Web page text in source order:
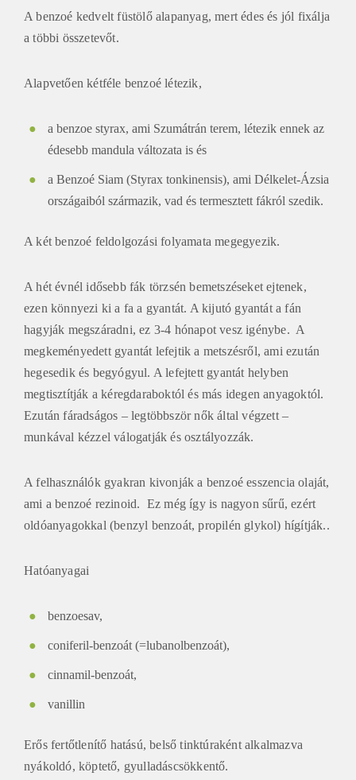
A benzoé kedvelt füstölő alapanyag, mert édes és jól fixálja
a többi összetevőt.
Alapvetően kétféle benzoé létezik,
a benzoe styrax, ami Szumátrán terem, létezik ennek az
édesebb mandula változata is és
a Benzoé Siam (Styrax tonkinensis), ami Délkelet-Ázsia
országaiból származik, vad és termesztett fákról szedik.
A két benzoé feldolgozási folyamata megegyezik.
A hét évnél idősebb fák törzsén bemetszéseket ejtenek,
ezen könnyezi ki a fa a gyantát. A kijutó gyantát a fán
hagyják megszáradni, ez 3-4 hónapot vesz igénybe. A
megkeményedett gyantát lefejtik a metszésről, ami ezután
hegesedik és begyógyul. A lefejtett gyantát helyben
megtisztítják a kéregdaraboktól és más idegen anyagoktól.
Ezután fáradságos – legtöbbször nők által végzett –
munkával kézzel válogatják és osztályozzák.
A felhasználók gyakran kivonják a benzoé esszencia olaját,
ami a benzoé rezinoid. Ez még így is nagyon sűrű, ezért
oldóanyagokkal (benzyl benzoát, propilén glykol) hígítják..
Hatóanyagai
benzoesav,
coniferil-benzoát (=lubanolbenzoát),
cinnamil-benzoát,
vanillin
Erős fertőtlenítő hatású, belső tinktúraként alkalmazva
nyákoldó, köptető, gyulladáscsökkentő.